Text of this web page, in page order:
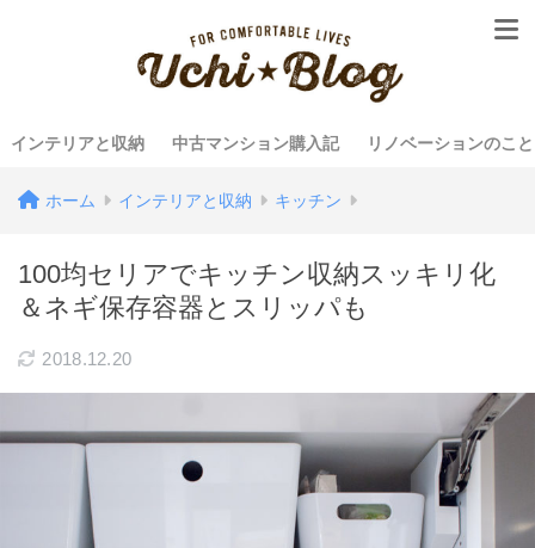
インテリアと収納 中古マンション購入記 リノベーションのこと
ホーム インテリアと収納 キッチン
100均セリアでキッチン収納スッキリ化
＆ネギ保存容器とスリッパも
2018.12.20